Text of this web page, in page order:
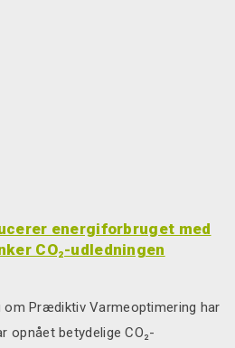
energiforbruget med
CO₂-udledningen
om Prædiktiv Varmeoptimering har
betydelige CO₂-